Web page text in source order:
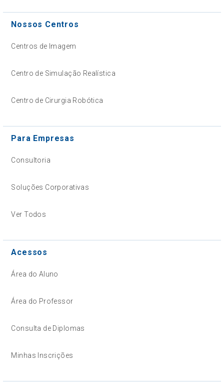
Nossos Centros
Centros de Imagem
Centro de Simulação Realística
Centro de Cirurgia Robótica
Para Empresas
Consultoria
Soluções Corporativas
Ver Todos
Acessos
Área do Aluno
Área do Professor
Consulta de Diplomas
Minhas Inscrições